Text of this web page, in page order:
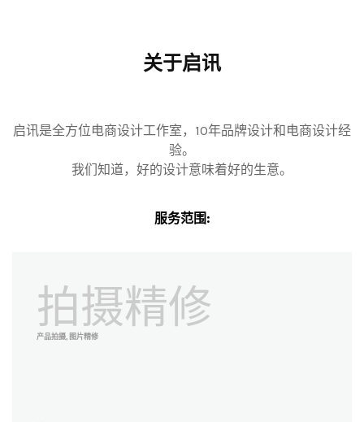
关于启讯
启讯是全方位电商设计工作室，10年品牌设计和电商设计经
验。
我们知道，好的设计意味着好的生意。
服务范围:
拍摄精修
产品拍摄, 图片精修